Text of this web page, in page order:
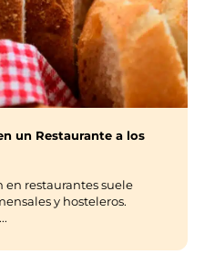
un Restaurante a los
en restaurantes suele
y hosteleros.